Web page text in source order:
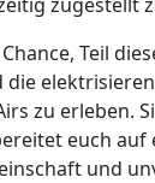
Teil
die
zu erleben.
euch auf
und